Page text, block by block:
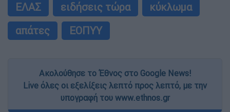
ΕΛΑΣ ειδήσεις τώρα
κύκλωμα
απάτες
ΕΟΠΥΥ
Ακολούθησε το Έθνος στο Google News!
Live όλες οι εξελίξεις λεπτό προς λεπτό, με την
υπογραφή του www.ethnos.gr